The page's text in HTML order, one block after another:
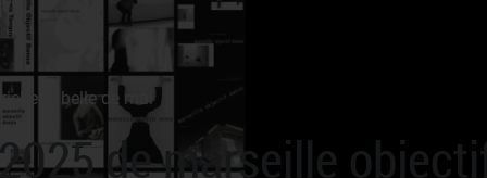
la belle de mai
de marseille